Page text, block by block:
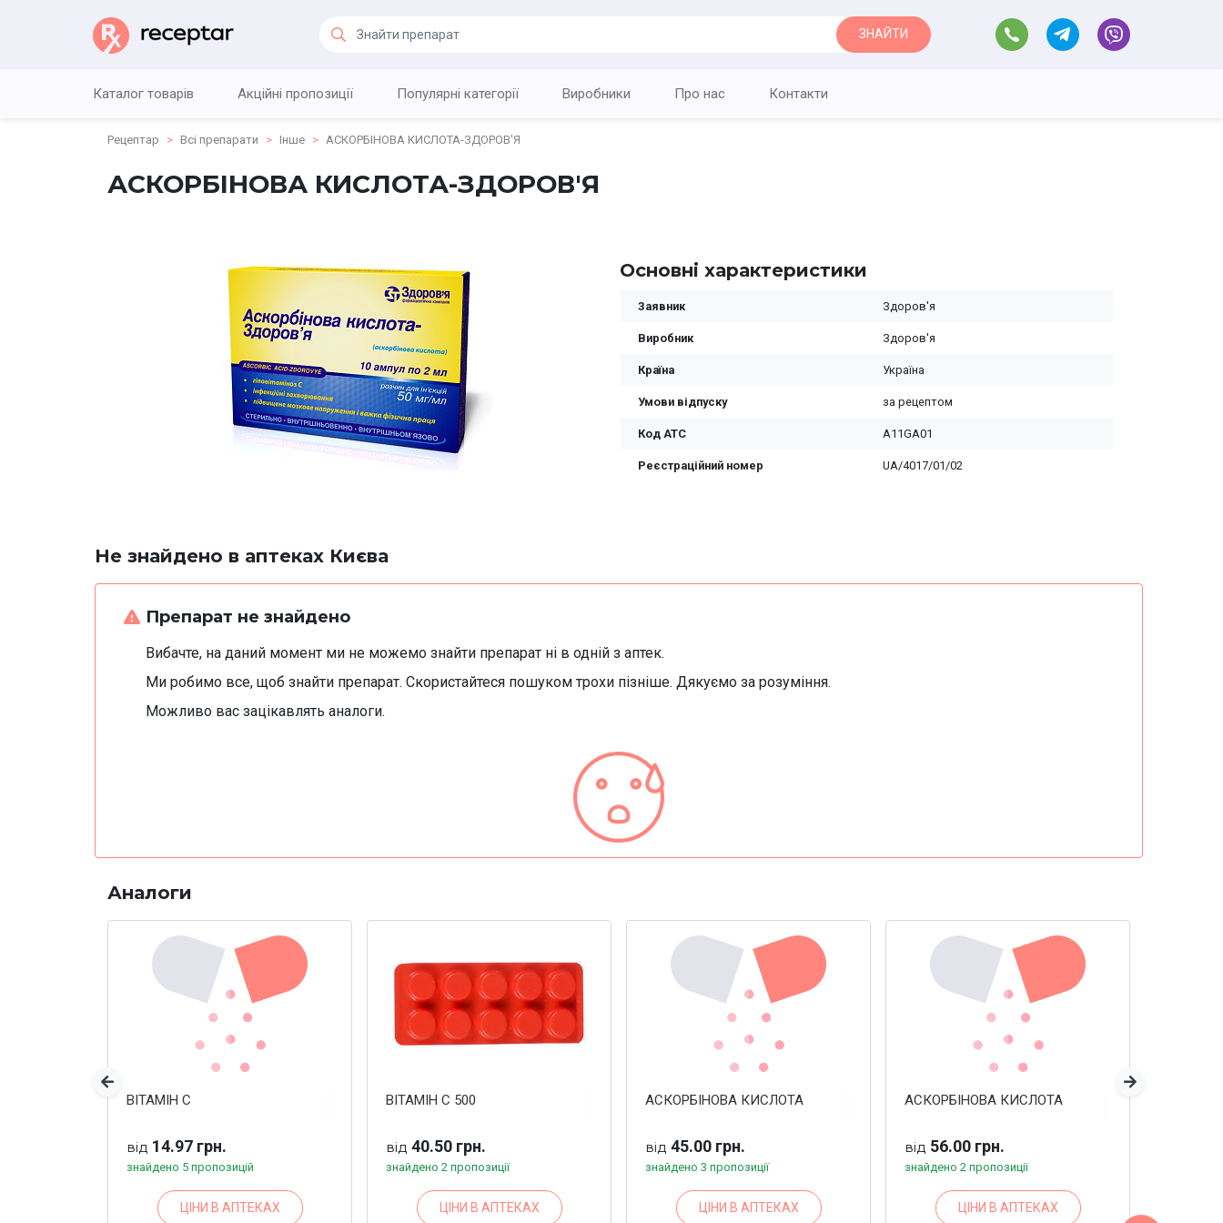
ЗНАЙТИ
Каталог товарів Акційні пропозиції Популярні категорії Виробники Про нас Контакти
Рецептар Всі препарати Інше АСКОРБІНОВА КИСЛОТА-ЗДОРОВ'Я
АСКОРБІНОВА КИСЛОТА-ЗДОРОВ'Я
Основні характеристики
Заявник Здоров'я
Виробник Здоров'я
Країна Україна
Умови відпуску за рецептом
Код ATC A11GA01
Реєстраційний номер UA/4017/01/02
Не знайдено в аптеках Києва
Препарат не знайдено
Вибачте, на даний момент ми не можемо знайти препарат ні в одній з аптек.
Ми робимо все, щоб знайти препарат. Скористайтеся пошуком трохи пізніше. Дякуємо за розуміння.
Можливо вас зацікавлять аналоги.
Аналоги
ВІТАМІН С
від 14.97 грн.
знайдено 5 пропозицій
ЦІНИ В АПТЕКАХ
ВІТАМІН С 500
від 40.50 грн.
знайдено 2 пропозиції
ЦІНИ В АПТЕКАХ
АСКОРБІНОВА КИСЛОТА
від 45.00 грн.
знайдено 3 пропозиції
ЦІНИ В АПТЕКАХ
АСКОРБІНОВА КИСЛОТА
від 56.00 грн.
знайдено 2 пропозиції
ЦІНИ В АПТЕКАХ
Попередня Наступна